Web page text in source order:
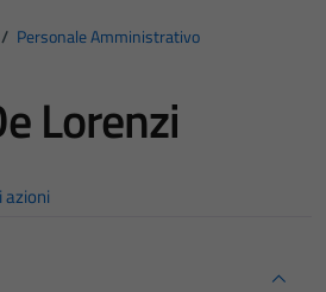
/ Personale Amministrativo
Lorenzi
azioni